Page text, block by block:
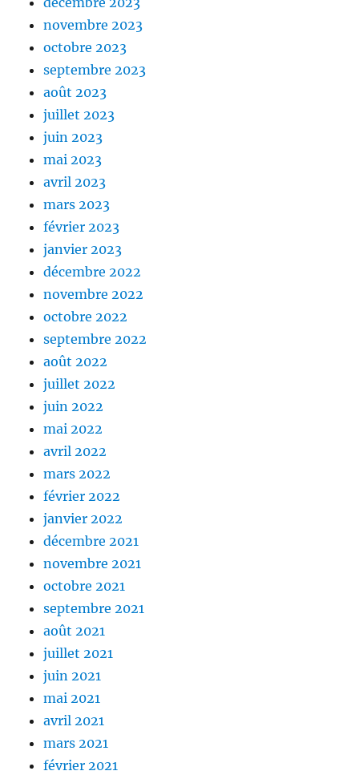
novembre 2023
octobre 2023
septembre 2023
août 2023
juillet 2023
juin 2023
mai 2023
avril 2023
mars 2023
février 2023
janvier 2023
décembre 2022
novembre 2022
octobre 2022
septembre 2022
août 2022
juillet 2022
juin 2022
mai 2022
avril 2022
mars 2022
février 2022
janvier 2022
décembre 2021
novembre 2021
octobre 2021
septembre 2021
août 2021
juillet 2021
juin 2021
mai 2021
avril 2021
mars 2021
février 2021